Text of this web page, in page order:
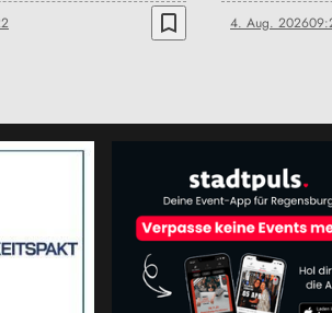
bookmark_border 4. Aug. 2026